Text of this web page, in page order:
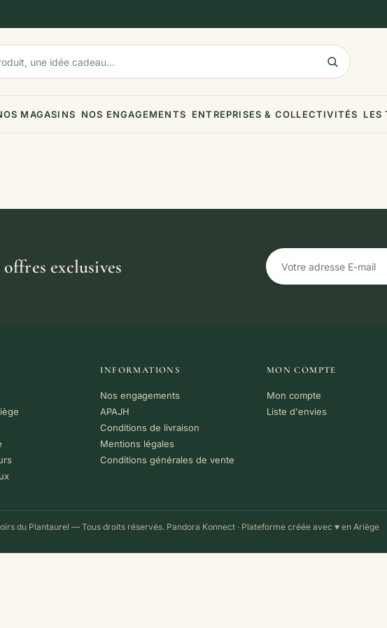
MAGASINS NOS ENGAGEMENTS ENTREPRISES & COLLECTIVITÉS LES
exclusives
INFORMATIONS
Nos engagements
APAJH
Conditions de livraison
Mentions légales
Conditions générales de vente
MON COMPTE
Mon compte
Liste d'envies
du Plantaurel — Tous droits réservés. Pandora Konnect· Plateforme créée avec ♥ en Ariège